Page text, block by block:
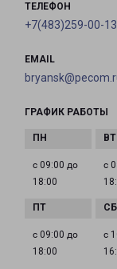
ТЕЛЕФОН
+7(483)259-00-13
EMAIL
ГРАФИК РАБОТЫ
с 09:00 до
18:00
с
с 09:00 до
18:00
с